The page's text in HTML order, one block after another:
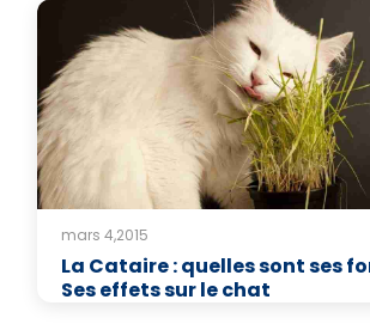
mars 4,2015
La Cataire : quelles sont ses
Ses effets sur le chat